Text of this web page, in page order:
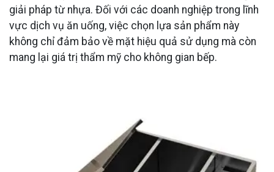
giải pháp từ nhựa. Đối với các doanh nghiệp trong lĩnh
vực dịch vụ ăn uống, việc chọn lựa sản phẩm này
không chỉ đảm bảo về mặt hiệu quả sử dụng mà còn
mang lại giá trị thẩm mỹ cho không gian bếp.